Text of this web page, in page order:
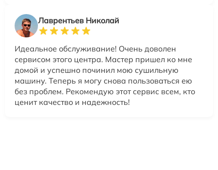
Лаврентьев Николай
Идеальное обслуживание! Очень доволен
сервисом этого центра. Мастер пришел ко мне
домой и успешно починил мою сушильную
машину. Теперь я могу снова пользоваться ею
без проблем. Рекомендую этот сервис всем, кто
ценит качество и надежность!